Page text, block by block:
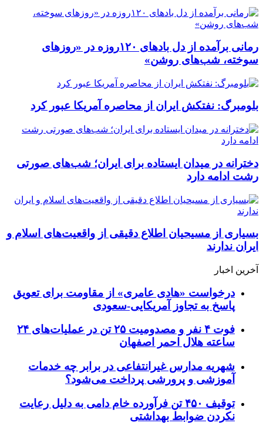
رمانی برآمده از دل بادهای ۱۲۰روزه در «روزهای
سوخته، شب‌های روشن»
بلومبرگ: نفتکش ایران از محاصره آمریکا عبور کرد
دخترانه در میدان ایستاده برای ایران؛ شب‌های صورتی
رشت ادامه دارد
بسیاری از مسیحیان اطلاع دقیقی از واقعیت‌های اسلام و
ایران ندارند
آخرین اخبار
درخواست «هادی عامری» از مقاومت برای تعویق
پاسخ به تجاوز آمریکایی-سعودی
فوت ۴ نفر و مصدومیت ۲۵ تن در عملیات‌های ۲۴
ساعته هلال احمر اصفهان
شهریه مدارس غیرانتفاعی در برابر چه خدمات
آموزشی و پرورشی پرداخت می‌شود؟
توقیف ۴۵۰ تن فرآورده خام دامی به دلیل رعایت
نکردن ضوابط بهداشتی